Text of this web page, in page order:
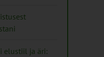
elustiil ja äri: